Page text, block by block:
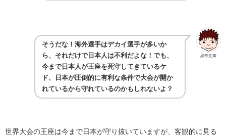
黒帯先輩
そうだな！海外選手はデカイ選手が多いか
ら、それだけで日本人は不利だよな！でも、
今まで日本人が王座を死守してきているケ
ド、日本が圧倒的に有利な条件で大会が開か
れているから守れているのかもしれないよ？
世界大会の王座は今まで日本が守り抜いていますが、客観的に見る